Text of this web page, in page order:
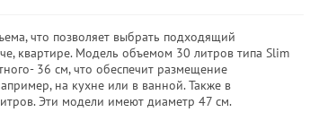
что позволяет выбрать подходящий
квартире. Модель объемом 30 литров типа Slim
36 см, что обеспечит размещение
на кухне или в ванной. Также в
Эти модели имеют диаметр 47 см.